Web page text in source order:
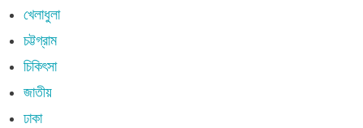
খেলাধুলা
চট্টগ্রাম
চিকিৎসা
জাতীয়
ঢাকা